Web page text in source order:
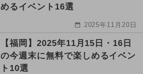
めるイベント16選
2025年11月20日
【福岡】2025年11月15日・16日
の今週末に無料で楽しめるイベン
ト10選